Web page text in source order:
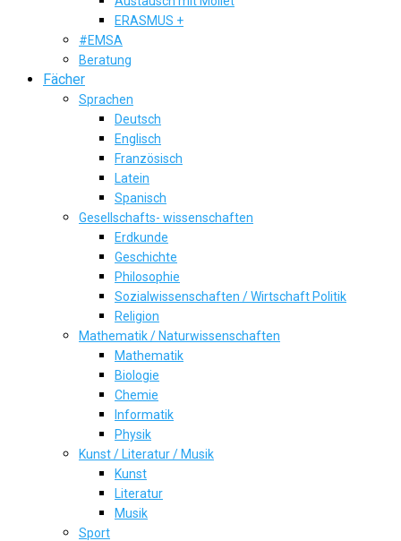
ERASMUS +
#EMSA
Beratung
Fächer
Sprachen
Deutsch
Englisch
Französisch
Latein
Spanisch
Gesellschafts- wissenschaften
Erdkunde
Geschichte
Philosophie
Sozialwissenschaften / Wirtschaft Politik
Religion
Mathematik / Naturwissenschaften
Mathematik
Biologie
Chemie
Informatik
Physik
Kunst / Literatur / Musik
Kunst
Literatur
Musik
Sport